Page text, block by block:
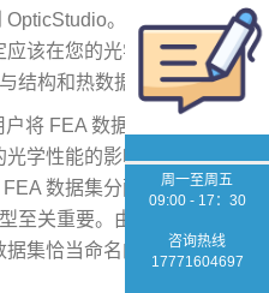
。该扩展便于轻
该在您的光学设计中将它
结构和热数据集一起使用。
将 FEA 数据载入到
学性能的影响，从而优化
数据集分配到了哪些光
至关重要。由于涉及的光学
集恰当命名的工作会很快
周一至周五
09:00 - 17：30
咨询热线
17771604697